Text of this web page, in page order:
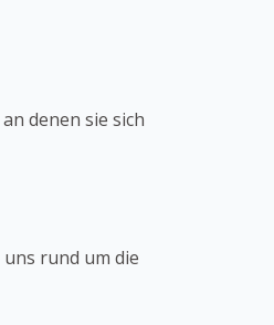
denen sie sich
rund um die